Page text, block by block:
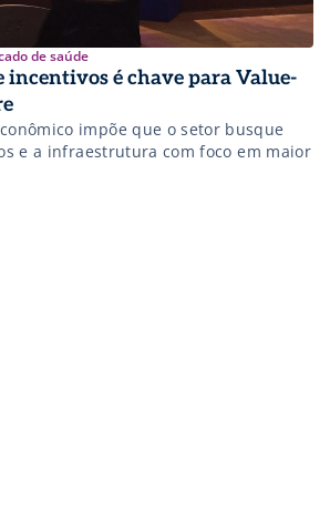
de saúde
é chave para Value-
impõe que o setor busque
e a infraestrutura com foco em maior